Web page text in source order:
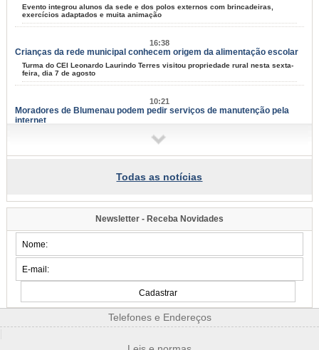
Evento integrou alunos da sede e dos polos externos com brincadeiras,
exercícios adaptados e muita animação
16:38
Crianças da rede municipal conhecem origem da alimentação escolar
Turma do CEI Leonardo Laurindo Terres visitou propriedade rural nesta sexta-
feira, dia 7 de agosto
10:21
Moradores de Blumenau podem pedir serviços de manutenção pela
internet
Samae faz campanha para grandes geradores de lixo
para explicar sobre a lei
confira
Música, arte e cultura marcam mais um fim de semana na cidade
07:34
Famílias do Loteamento Arnold Zickuhr recebem regularização dos
imóveis após 23 anos
Prefeitura entrega documentação de 18 lotes na Velha Central; espera
começou em 2003
Todas as notícias
Newsletter - Receba Novidades
Telefones e Endereços